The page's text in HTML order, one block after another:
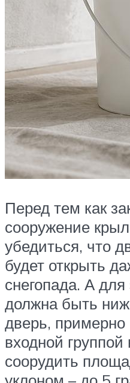
Перед тем как
сооружение
убедиться, что
будет открыть
снегопада. А
должна быть
дверь,
входной
соорудить